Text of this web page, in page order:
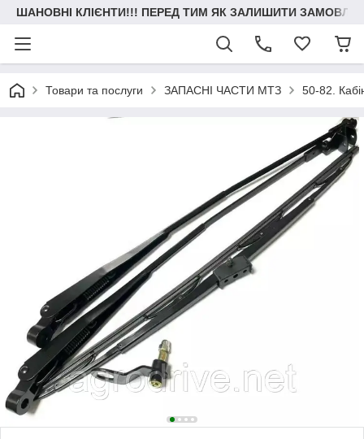
ШАНОВНІ КЛІЄНТИ!!! ПЕРЕД ТИМ ЯК ЗАЛИШИТИ
Товари та послуги ЗАПАСНІ ЧАСТИ МТЗ 50-82.